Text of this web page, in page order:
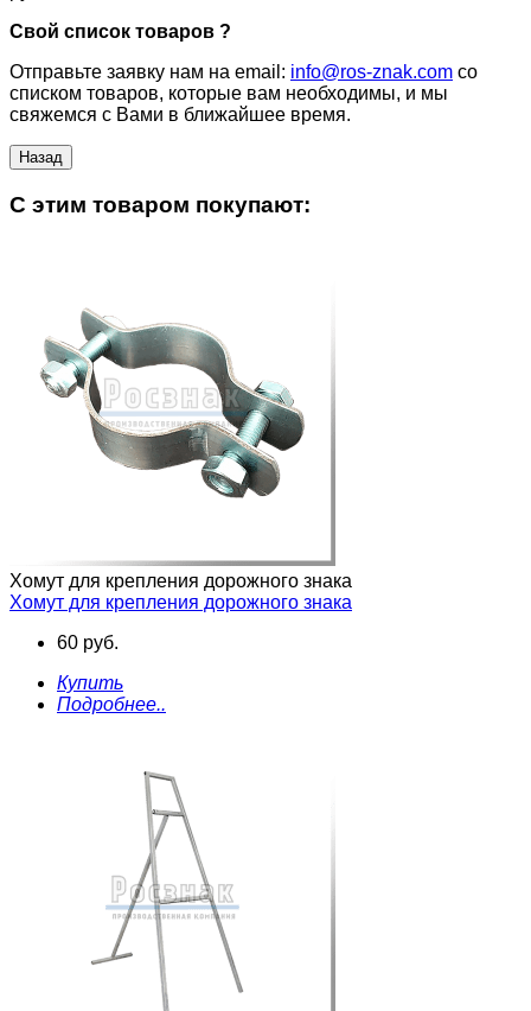
Свой список товаров ?
Отправьте заявку нам на email: info@ros-znak.com со
списком товаров, которые вам необходимы, и мы
свяжемся с Вами в ближайшее время.
C этим товаром покупают:
Хомут для крепления дорожного знака
Хомут для крепления дорожного знака
60 руб.
Купить
Подробнее..